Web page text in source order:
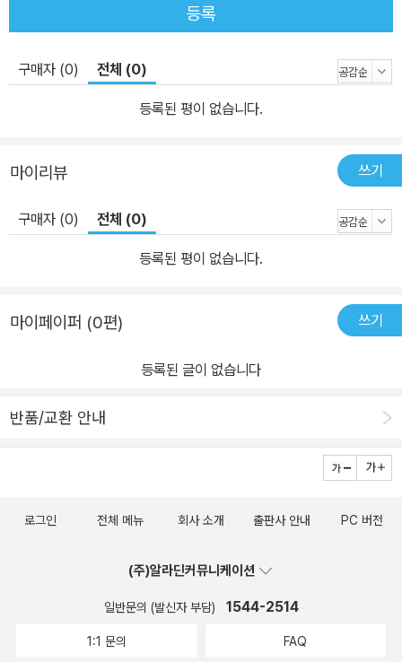
문] 영어 대화의 우리말 해석입니다. 영어문장의 뜻과 뉘앙스를 살려
보세요. 실제 상황에서도 자신 있게 말할 수 있을 때까지 상황을 상상
하며, 감정을 살려, 네이티브와 비슷한 속도로 말할 수 있도록 반복 연
해야 할 표현과 어법, 놓치면 아쉬울 문화 팁들을 아낌없이 채웠습니
일명 001-2.mp3 ~ 200-2.mp3) 우리말을 영어로 말하는 연습을
하는 MP3입니다. 섀도우 스피킹으로 네이티브 대화를 따라 할 수 있
도록 문장마다 3초의 pause가 주어집니다. <<망각방지 장치>> 하
다는 사실, 아셨나요? 여러분이 본책에서 익힌 표현을 확실히 기억할
수 있도록 ‘망각방지 장치’를 준비했습니다. 10일에 한 번씩, 10개 대
화를 공부한 후 ‘문장 만들기’와 ‘실전 대화연습’의 2단계로 복습할 수
요. 1단계_ 단어 채워서 문장 완성하기 [문장 말하기] 앞에서 배운 네
하는 코너입니다. 총 20문항으로 빈칸에 알맞은 표현을 넣어 5초 이
표현이 나온 페이지로 돌아가서 다시 한번 확인하고 넘어가세요. [문
풀고 난 후 MP3파일로 한 번 더 확실하게 복습하세요. 각 문장은 남
로만 공부하면 안 되는 거 아시죠? 네이티브의 정확한 발음과 억양을
잘 듣고 따라 해주세요. 2단계_ 네이티브 표현으로 실전 대화연습 [실
등록
구매자 (0) 전체 (0)
등록된 평이 없습니다.
마이리뷰 쓰기
구매자 (0) 전체 (0)
등록된 평이 없습니다.
마이페이퍼 (0편) 쓰기
등록된 글이 없습니다
반품/교환 안내
로그인 전체 메뉴 회사 소개 출판사 안내 PC 버전
(주)알라딘커뮤니케이션
일반문의 (발신자 부담) 1544-2514
1:1 문의 FAQ